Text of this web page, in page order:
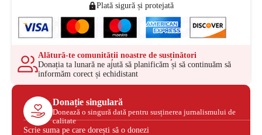
Plată sigură și protejată
Alătură-te comunității noastre de susținători
Donația ta lunară ne ajută să planificăm și să continuăm să
informăm corect și echidistant
Donație singulară
Donează o singură dată pentru susținerea jurnalismului de
calitate
Scrie suma pe care dorești să o donezi